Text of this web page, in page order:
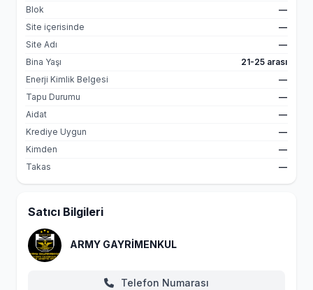
Blok
—
Site içerisinde
—
Site Adı
—
Bina Yaşı
21-25 arası
Enerji Kimlik Belgesi
—
Tapu Durumu
—
Aidat
—
Krediye Uygun
—
Kimden
—
Takas
—
Satıcı Bilgileri
ARMY GAYRİMENKUL
Telefon Numarası